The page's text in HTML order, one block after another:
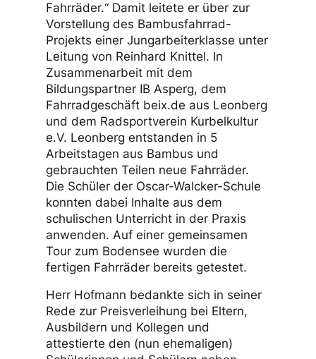
Fahrräder.“ Damit leitete er über zur
Vorstellung des Bambusfahrrad-
Projekts einer Jungarbeiterklasse unter
Leitung von Reinhard Knittel. In
Zusammenarbeit mit dem
Bildungspartner IB Asperg, dem
Fahrradgeschäft beix.de aus Leonberg
und dem Radsportverein Kurbelkultur
e.V. Leonberg entstanden in 5
Arbeitstagen aus Bambus und
gebrauchten Teilen neue Fahrräder.
Die Schüler der Oscar-Walcker-Schule
konnten dabei Inhalte aus dem
schulischen Unterricht in der Praxis
anwenden. Auf einer gemeinsamen
Tour zum Bodensee wurden die
fertigen Fahrräder bereits getestet.
Herr Hofmann bedankte sich in seiner
Rede zur Preisverleihung bei Eltern,
Ausbildern und Kollegen und
attestierte den (nun ehemaligen)